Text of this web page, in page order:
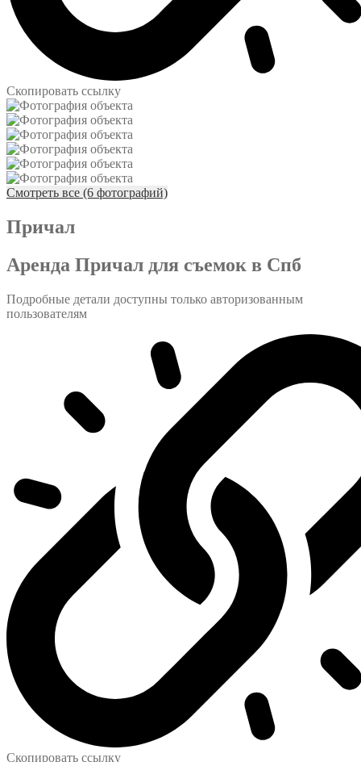
Скопировать ссылку
Смотреть все (6 фотографий)
Причал
Аренда Причал для съемок в Спб
Подробные детали доступны только авторизованным
пользователям
Скопировать ссылку